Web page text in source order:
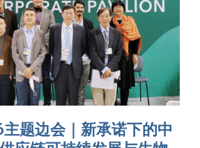
题边会｜新承诺下的中